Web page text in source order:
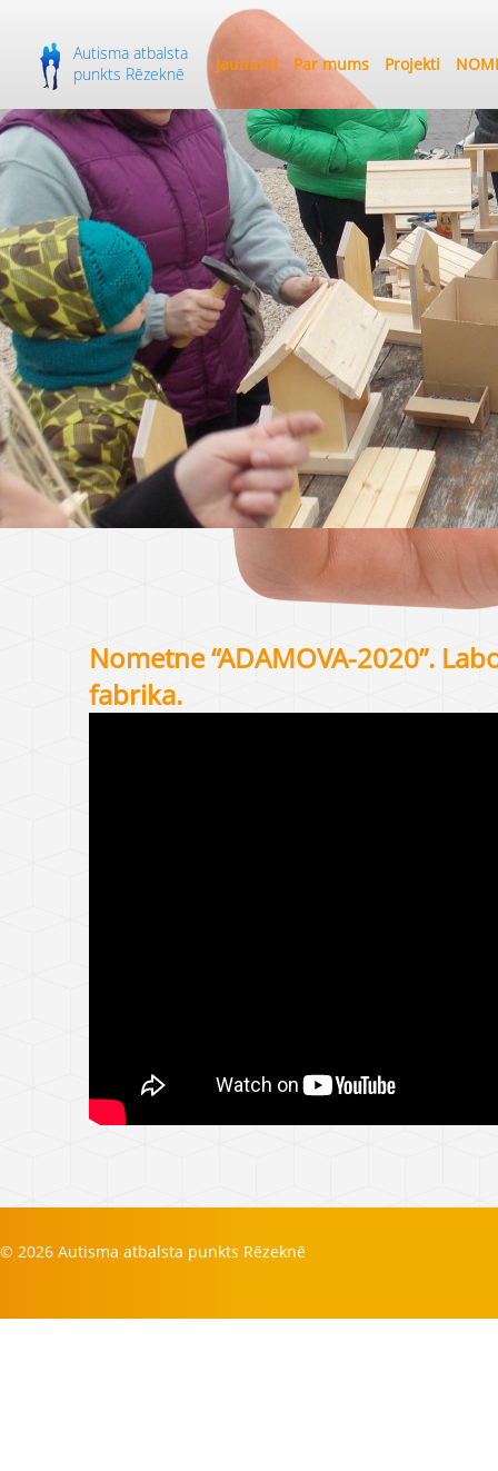
Autisma atbalsta
punkts Rēzeknē
Jaunumi Par mums Projekti
Nometne “ADAMOVA-2020”.
fabrika.
© 2026 Autisma atbalsta punkts Rēzeknē